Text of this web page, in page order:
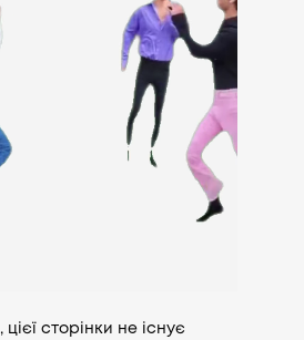
цієї сторінки не існує